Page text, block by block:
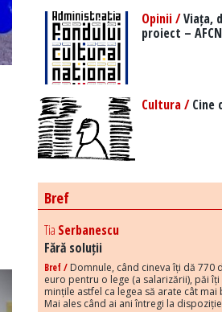
Opinii /Viața,
proiect – AFCN
Cultura /Cine
Bref
Tia Serbanescu
Fără soluții
Bref / Domnule, când cineva îți dă 770
euro pentru o lege (a salarizării), păi
mințile astfel ca legea să arate cât mai
Mai ales când ai ani întregi la